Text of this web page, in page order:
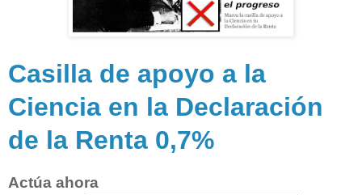
Casilla de apoyo a la
Ciencia en la Declaración
de la Renta 0,7%
Actúa ahora